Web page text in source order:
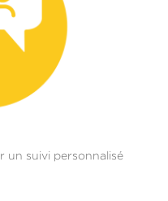
un suivi personnalisé